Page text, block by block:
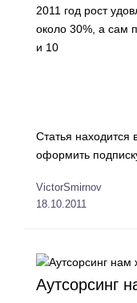
2011 год рост
около 30%, а сам
и 10
Статья находится
оформить
VictorSmirnov
18.10.2011
Аутсорсинг